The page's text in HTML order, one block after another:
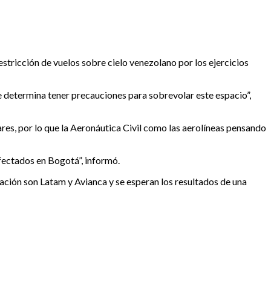
de vuelos sobre cielo venezolano por los ejercicios
tener precauciones para sobrevolar este espacio”,
por lo que la Aeronáutica Civil como las aerolíneas pensando
en Bogotá”, informó.
son Latam y Avianca y se esperan los resultados de una